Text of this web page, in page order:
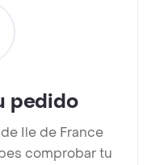
pedido
Ile de France
comprobar tu